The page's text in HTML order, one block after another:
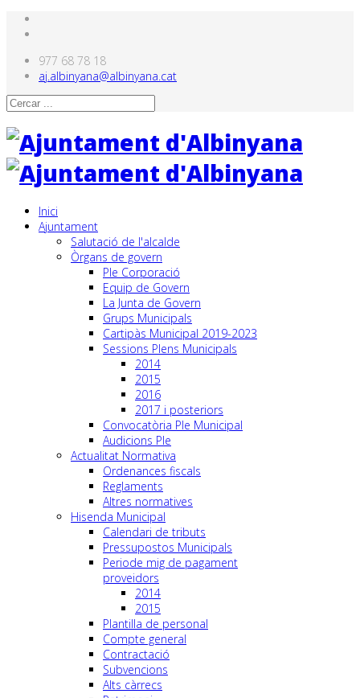
977 68 78 18
aj.albinyana@albinyana.cat
Inici
Ajuntament
Salutació de l'alcalde
Òrgans de govern
Ple Corporació
Equip de Govern
La Junta de Govern
Grups Municipals
Cartipàs Municipal 2019-2023
Sessions Plens Municipals
2014
2015
2016
2017 i posteriors
Convocatòria Ple Municipal
Audicions Ple
Actualitat Normativa
Ordenances fiscals
Reglaments
Altres normatives
Hisenda Municipal
Calendari de tributs
Pressupostos Municipals
Periode mig de pagament
proveidors
2014
2015
Plantilla de personal
Compte general
Contractació
Subvencions
Alts càrrecs